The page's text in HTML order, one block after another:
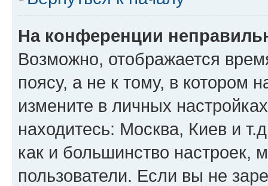
На конференции
Возможно, отображается
поясу, а не к тому, в котором
измените в личных
находитесь: Москва, Киев и
как и большинство настроек,
пользователи. Если вы не